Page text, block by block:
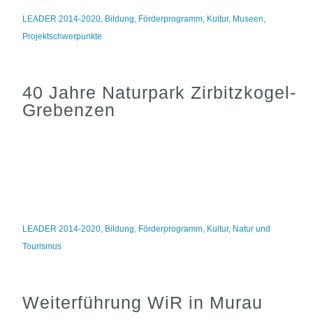
LEADER 2014-2020, Bildung, Förderprogramm, Kultur, Museen,
Projektschwerpunkte
40 Jahre Naturpark Zirbitzkogel-
Grebenzen
LEADER 2014-2020, Bildung, Förderprogramm, Kultur, Natur und
Tourismus
Weiterführung WiR in Murau